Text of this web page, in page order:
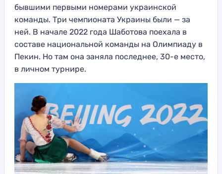
бывшими первыми номерами украинской
команды. Три чемпионата Украины были — за
ней. В начале 2022 года Шаботова поехала в
составе национальной команды на Олимпиаду в
Пекин. Но там она заняла последнее, 30-е место,
в личном турнире.